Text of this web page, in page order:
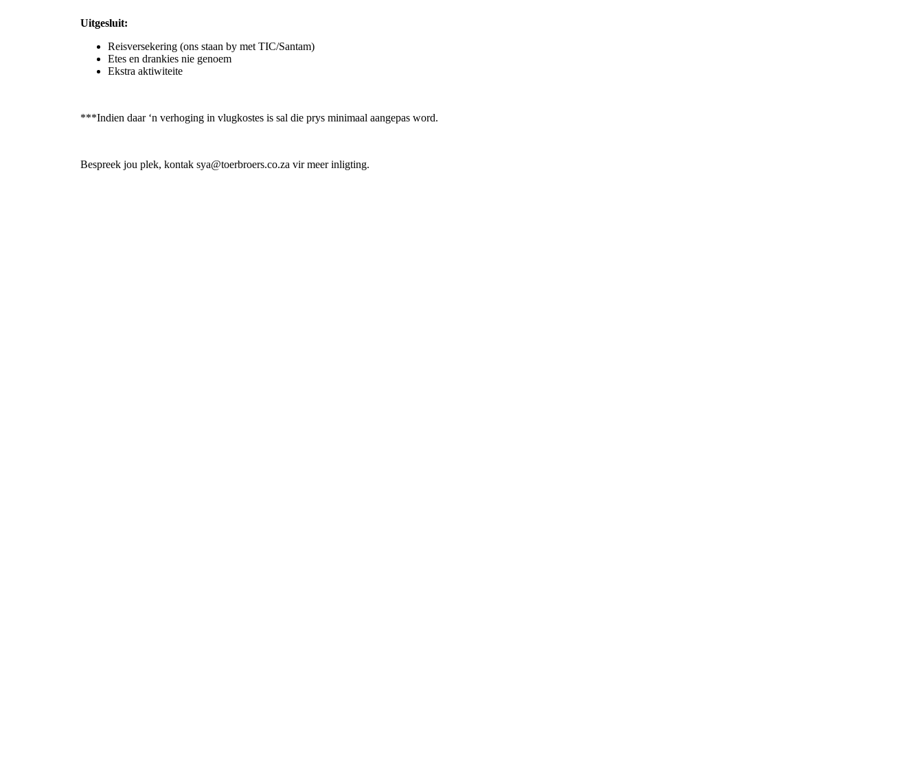
Uitgesluit:
Reisversekering (ons staan by met TIC/Santam)
Etes en drankies nie genoem
Ekstra aktiwiteite
***Indien daar ‘n verhoging in vlugkostes is sal die prys minimaal aangepas word.
Bespreek jou plek, kontak sya@toerbroers.co.za vir meer inligting.